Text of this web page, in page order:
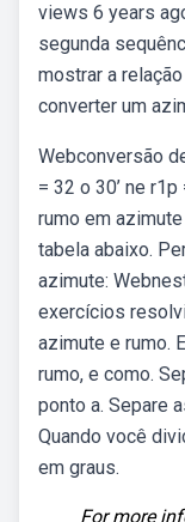
views 6 years
segunda
mostrar a
converter um
Webconversão
= 32 o 30’ ne
rumo em
tabela abaixo.
azimute:
exercícios
azimute e rumo.
rumo, e como.
ponto a. Separe
Quando você
em graus.
For more